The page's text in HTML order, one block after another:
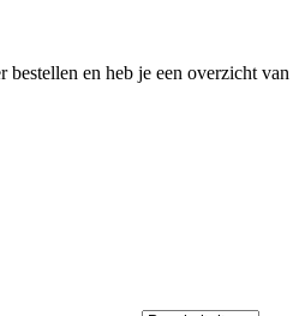
bestellen en heb je een overzicht van